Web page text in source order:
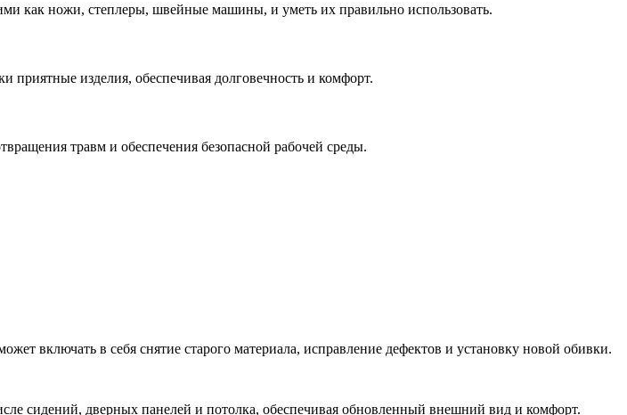
как ножи, степлеры, швейные машины, и уметь их правильно использовать.
приятные изделия, обеспечивая долговечность и комфорт.
травм и обеспечения безопасной рабочей среды.
включать в себя снятие старого материала, исправление дефектов и установку новой обивки.
сидений, дверных панелей и потолка, обеспечивая обновленный внешний вид и комфорт.